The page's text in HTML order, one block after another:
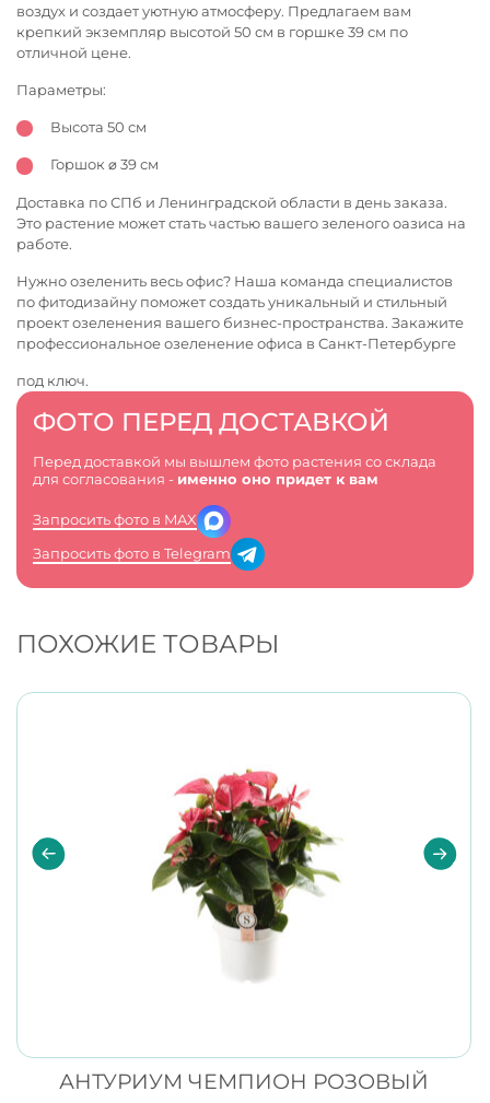
ФОТО ПЕРЕД ДОСТАВКОЙ
Перед доставкой мы вышлем фото растения со склада
для согласования - именно оно придет к вам
Запросить фото в MAX
Запросить фото в Telegram
воздух и создает уютную атмосферу. Предлагаем вам
крепкий экземпляр высотой 50 см в горшке 39 см по
отличной цене.
Параметры:
Высота 50 см
Горшок ⌀ 39 см
Доставка по СПб и Ленинградской области в день заказа.
Это растение может стать частью вашего зеленого оазиса на
работе.
Нужно озеленить весь офис? Наша команда специалистов
по фитодизайну поможет создать уникальный и стильный
проект озеленения вашего бизнес-пространства. Закажите
профессиональноеозеленение офиса в Санкт-Петербурге
под ключ.
ПОХОЖИЕ ТОВАРЫ
АНТУРИУМ ЧЕМПИОН РОЗОВЫЙ